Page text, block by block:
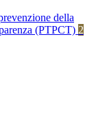
della
(PTPCT) 2